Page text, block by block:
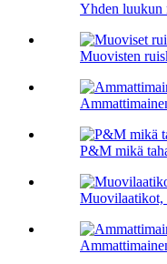
Yhden luukun
Muovisten
P&M mikä
Muovilaatikot,